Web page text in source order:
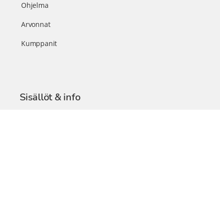
Ohjelma
Arvonnat
Kumppanit
Sisällöt & info